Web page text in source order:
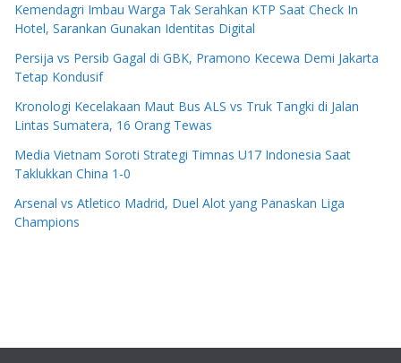
Kemendagri Imbau Warga Tak Serahkan KTP Saat Check In
Hotel, Sarankan Gunakan Identitas Digital
Persija vs Persib Gagal di GBK, Pramono Kecewa Demi Jakarta
Tetap Kondusif
Kronologi Kecelakaan Maut Bus ALS vs Truk Tangki di Jalan
Lintas Sumatera, 16 Orang Tewas
Media Vietnam Soroti Strategi Timnas U17 Indonesia Saat
Taklukkan China 1-0
Arsenal vs Atletico Madrid, Duel Alot yang Panaskan Liga
Champions